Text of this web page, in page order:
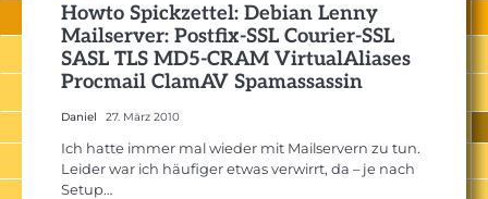
Howto Spickzettel: Debian Lenny
Mailserver: Postfix-SSL Courier-SSL
SASL TLS MD5-CRAM VirtualAliases
Procmail ClamAV Spamassassin
Daniel 27. März 2010
Ich hatte immer mal wieder mit Mailservern zu tun.
Leider war ich häufiger etwas verwirrt, da – je nach
Setup…